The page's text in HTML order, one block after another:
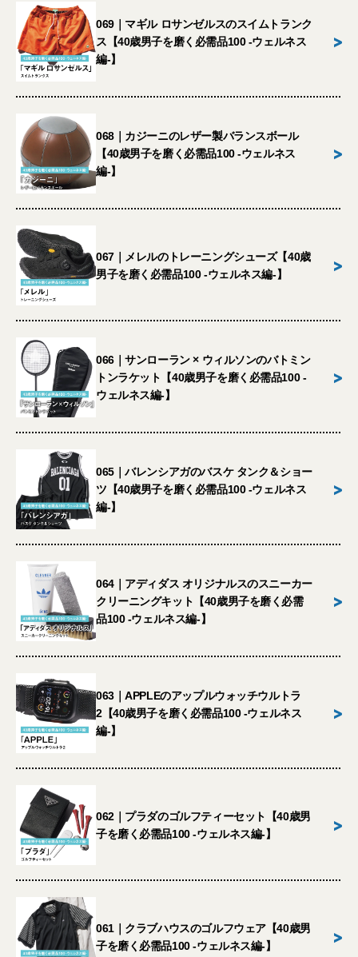
069｜マギル ロサンゼルスのスイムトランク
ス【40歳男子を磨く必需品100 -ウェルネス
編-】
>
068｜カジーニのレザー製バランスボール
【40歳男子を磨く必需品100 -ウェルネス
編-】
>
067｜メレルのトレーニングシューズ【40歳
男子を磨く必需品100 -ウェルネス編-】
>
066｜サンローラン × ウィルソンのバトミン
トンラケット【40歳男子を磨く必需品100 -
ウェルネス編-】
>
065｜バレンシアガのバスケ タンク＆ショー
ツ【40歳男子を磨く必需品100 -ウェルネス
編-】
>
064｜アディダス オリジナルスのスニーカー
クリーニングキット【40歳男子を磨く必需
品100 -ウェルネス編-】
>
063｜APPLEのアップルウォッチウルトラ
2【40歳男子を磨く必需品100 -ウェルネス
編-】
>
062｜プラダのゴルフティーセット【40歳男
子を磨く必需品100 -ウェルネス編-】
>
061｜クラブハウスのゴルフウェア【40歳男
子を磨く必需品100 -ウェルネス編-】
>